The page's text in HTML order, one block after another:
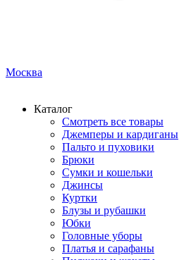
Москва
Каталог
Смотреть все товары
Джемперы и кардиганы
Пальто и пуховики
Брюки
Сумки и кошельки
Джинсы
Куртки
Блузы и рубашки
Юбки
Головные уборы
Платья и сарафаны